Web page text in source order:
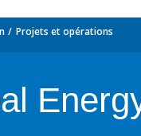
Projets et opérations